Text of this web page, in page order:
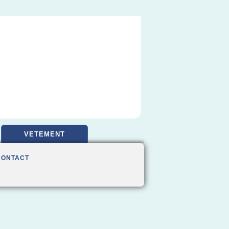
VETEMENT